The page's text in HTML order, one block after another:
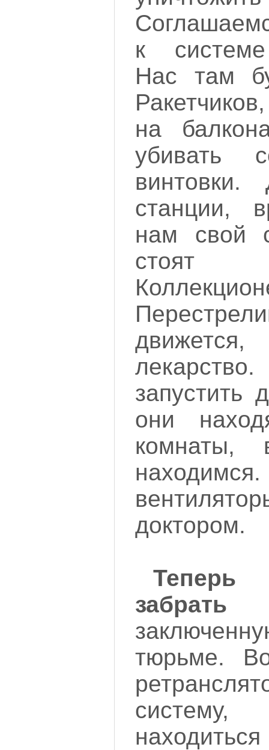
к
Нас там
на
убивать
станции,
нам свой
стоят
запустить
они
доктором.
тюрьме.